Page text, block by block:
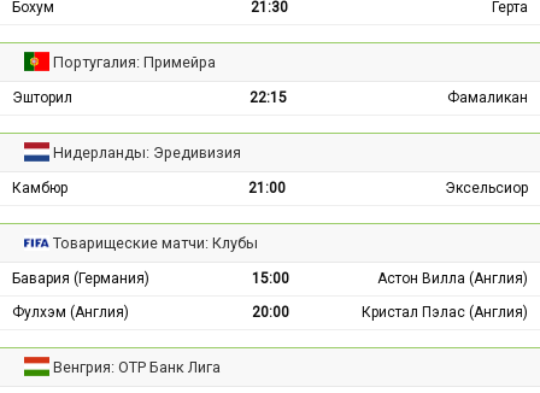
Бохум 21:30 Герта
Португалия: Примейра
Эшторил 22:15 Фамаликан
Нидерланды: Эредивизия
Камбюр 21:00 Эксельсиор
Товарищеские матчи: Клубы
Бавария (Германия) 15:00
Астон Вилла (Англия)
Фулхэм (Англия)
20:00 Кристал Пэлас (Англия)
Венгрия: ОТР Банк Лига